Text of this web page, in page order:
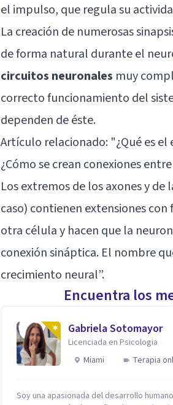
el impulso, que regula su
La creación de numerosas
de forma natural durante el
circuitos neuronales muy
correcto funcionamiento del
dependen de éste.
Artículo relacionado: "¿Qué es
¿Cómo se crean conexiones
Los extremos de los axones y
caso) contienen extensiones
otra célula y hacen que la
conexión sináptica. El nombre
crecimiento neural”.
Encuentra los
Gabriela Sotomayor
Licenciada en Psicologia
Miami
Terapia
Soy una apasionada del desarrollo